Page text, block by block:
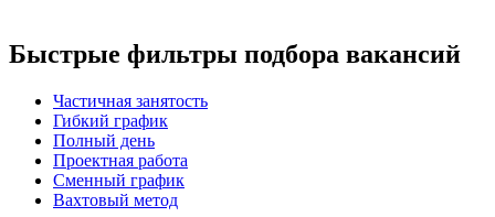
Быстрые фильтры подбора вакансий
Частичная занятость
Гибкий график
Полный день
Проектная работа
Сменный график
Вахтовый метод